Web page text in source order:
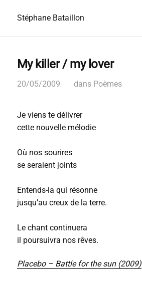
Stéphane Bataillon
My killer / my lover
20/05/2009 dans Poèmes
Je viens te délivrer
cette nouvelle mélodie
Où nos sourires
se seraient joints
Entends-la qui résonne
jusqu’au creux de la terre.
Le chant continuera
il poursuivra nos rêves.
Placebo – Battle for the sun (2009)